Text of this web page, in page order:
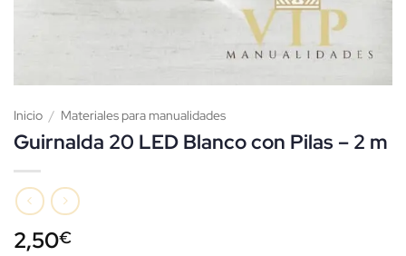
Inicio / Materiales para manualidades
Guirnalda 20 LED Blanco con Pilas – 2 m
2,50€